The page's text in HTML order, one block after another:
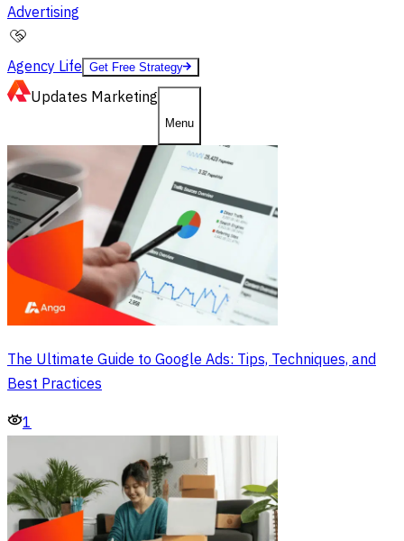
Advertising
Agency Life Get Free Strategy
Updates Marketing
Menu
The Ultimate Guide to Google Ads: Tips, Techniques, and
Best Practices
1